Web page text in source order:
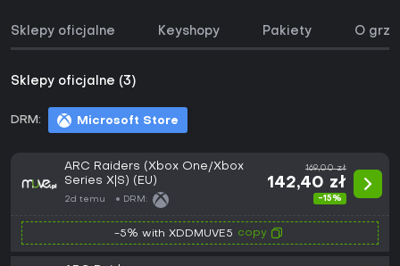
Sklepy oficjalne Keyshopy Pakiety O grze
Sklepy oficjalne (3)
DRM: Microsoft Store
ARC Raiders (Xbox One/Xbox
Series X|S) (EU)
2d temu DRM:
169,00 zł
142,40 zł
-15%
-5% with XDDMUVE5 copy